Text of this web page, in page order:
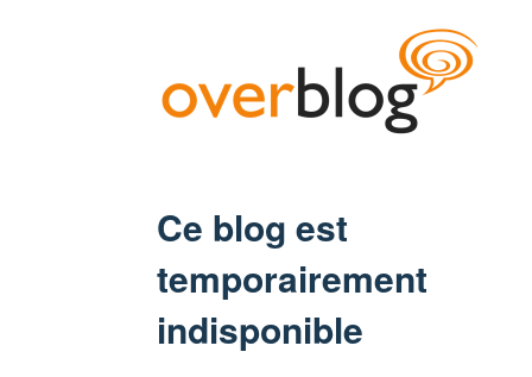
Ce blog est
temporairement
indisponible